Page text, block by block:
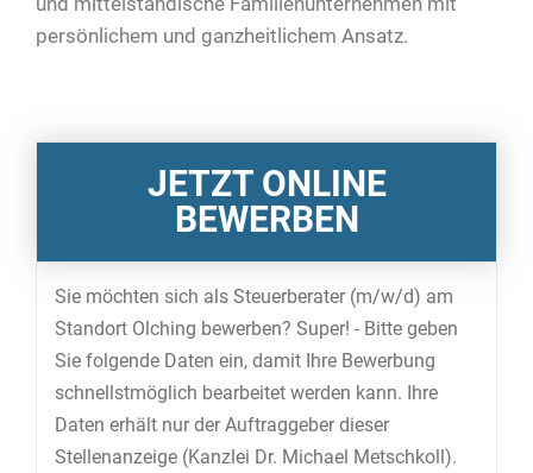
persönlichem und ganzheitlichem Ansatz.
JETZT ONLINE
BEWERBEN
Sie möchten sich als Steuerberater (m/w/d) am
Standort Olching bewerben? Super! - Bitte geben
Sie folgende Daten ein, damit Ihre Bewerbung
schnellstmöglich bearbeitet werden kann. Ihre
Daten erhält nur der Auftraggeber dieser
Stellenanzeige (Kanzlei Dr. Michael Metschkoll).